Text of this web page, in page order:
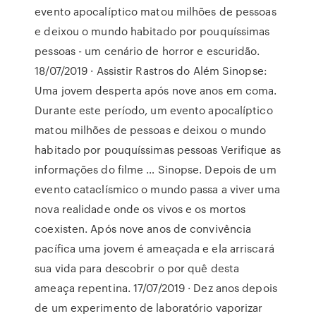
evento apocalíptico matou milhões de pessoas
e deixou o mundo habitado por pouquíssimas
pessoas - um cenário de horror e escuridão.
18/07/2019 · Assistir Rastros do Além Sinopse:
Uma jovem desperta após nove anos em coma.
Durante este período, um evento apocalíptico
matou milhões de pessoas e deixou o mundo
habitado por pouquíssimas pessoas Verifique as
informações do filme … Sinopse. Depois de um
evento cataclísmico o mundo passa a viver uma
nova realidade onde os vivos e os mortos
coexisten. Após nove anos de convivência
pacífica uma jovem é ameaçada e ela arriscará
sua vida para descobrir o por quê desta
ameaça repentina. 17/07/2019 · Dez anos depois
de um experimento de laboratório vaporizar